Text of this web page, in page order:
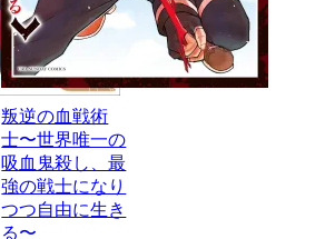
叛逆の血戦術
士〜世界唯一の
吸血鬼殺し、最
強の戦士になり
つつ自由に生き
る〜